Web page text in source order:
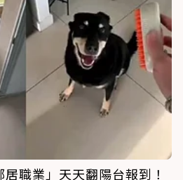
職業」天天翻陽台報到！